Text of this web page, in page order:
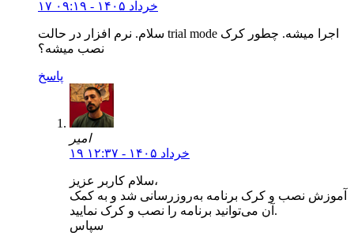
۱۷ خرداد ۱۴۰۵ - ۰۹:۱۹
سلام. نرم افزار در حالت trial mode اجرا میشه. چطور کرک
نصب میشه؟
پاسخ
امیر
۱۹ خرداد ۱۴۰۵ - ۱۲:۳۷
سلام کاربر عزیز،
آموزش نصب و کرک برنامه‌ به‌روزرسانی شد و به کمک
آن می‌توانید برنامه را نصب و کرک نمایید.
سپاس